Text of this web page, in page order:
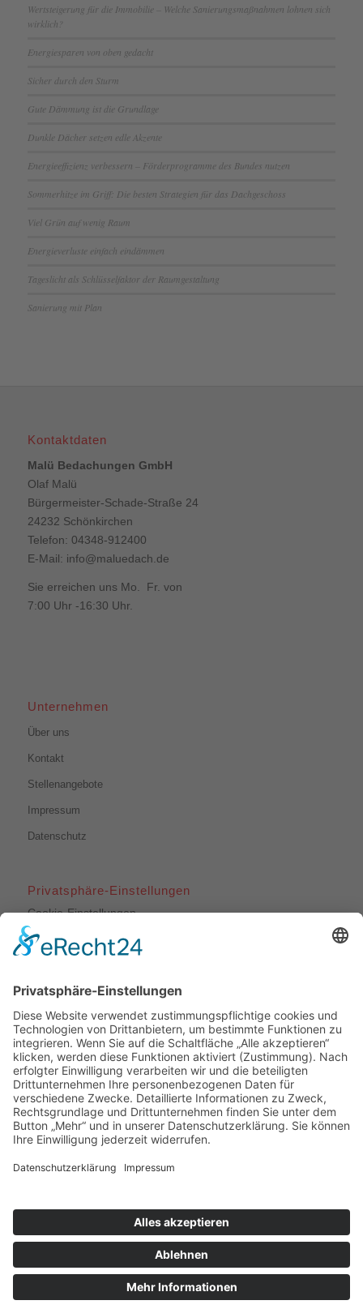
Wertsteigerung für die Immobilie – Welche Sanierungsmaßnahmen lohnen sich
wirklich?
Energiesparen von oben gedacht
Sicher durch den Sturm
Gute Dämmung ist die Grundlage
Dunkle Dächer setzen edle Akzente
Energieeffizienz verbessern – Förderprogramme des Bundes nutzen
Sommerhitze im Griff: Die besten Strategien für das Dachgeschoss
Viel Grün auf wenig Raum
Energieverluste einfach eindämmen
Tageslicht als Schlüsselfaktor der Raumgestaltung
Sanierung mit Plan
Kontaktdaten
Malü Bedachungen GmbH
Olaf Malü
Bürgermeister-Schade-Straße 24
24232 Schönkirchen
Telefon: 04348-912400
E-Mail: info@maluedach.de
Sie erreichen uns Mo. Fr. von
7:00 Uhr -16:30 Uhr.
Unternehmen
Über uns
Kontakt
Stellenangebote
Impressum
Datenschutz
Privatsphäre-Einstellungen
Cookie-Einstellungen
Dachdeckerarbeiten
Bauklempnerei
Flachdachabdichtungen
Fassadenbekleidungen
Veluxfenstereinbau
Dachfensterkonfigurator